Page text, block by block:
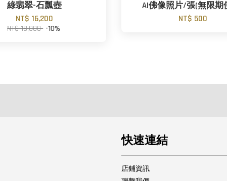
綠翡翠-石瓢壺
NT$ 16,200
NT$ 18,000 -10%
AI佛像照片/張(無限期
NT$ 500
快速連結
店鋪資訊